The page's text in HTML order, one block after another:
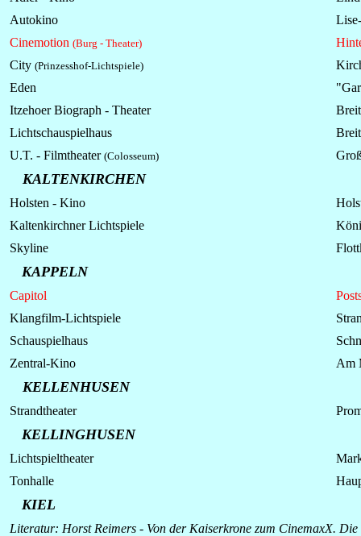
Autokino
Cinemotion (Burg - Theater)
City (Prinzesshof-Lichtspiele)
Eden
Itzehoer Biograph - Theater
Lichtschauspielhaus
U.T. - Filmtheater (Colosseum)
KALTENKIRCHEN
Holsten - Kino
Kaltenkirchner Lichtspiele
Skyline
KAPPELN
Capitol
Klangfilm-Lichtspiele
Schauspielhaus
Zentral-Kino
Am
KELLENHUSEN
Strandtheater
KELLINGHUSEN
Lichtspieltheater
Tonhalle
KIEL
Literatur: Horst Reimers - Von der Kaiserkrone zum CinemaxX.